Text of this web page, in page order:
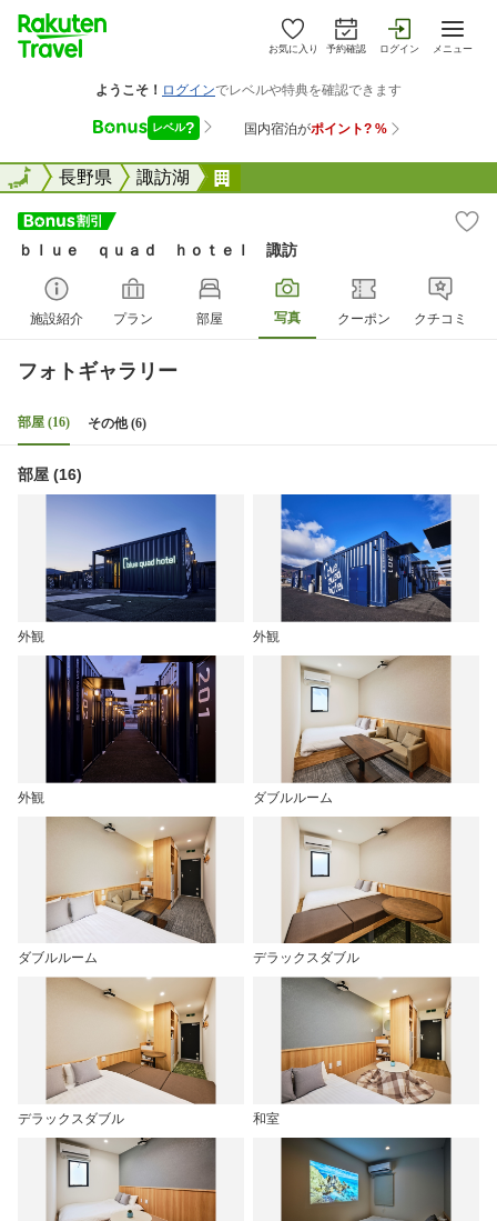
お気に入り 予約確認 ログイン メニュー
全国長野県 諏訪湖
全国
ｂｌｕｅ ｑｕａｄ ｈｏｔｅｌ 諏訪
施設紹介 プラン 部屋 写真 クーポン クチコミ
フォトギャラリー
部屋 (16) その他 (6)
部屋 (16)
外観 外観
外観 ダブルルーム
ダブルルーム デラックスダブル
デラックスダブル 和室